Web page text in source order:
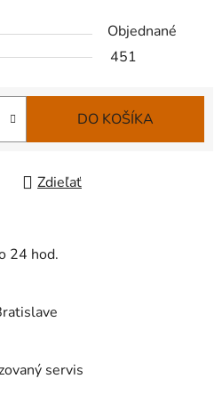
Objednané
451
DO KOŠÍKA
Zdieľať
24 hod.
servis